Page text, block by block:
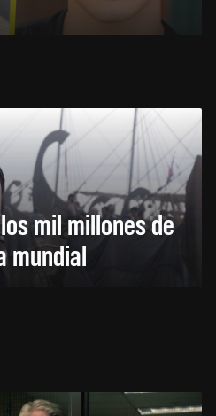
mil millones de
mundial